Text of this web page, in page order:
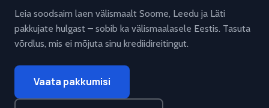
Leia soodsaim laen välismaalt Soome, Leedu ja Läti
pakkujate hulgast – sobib ka välismaalasele Eestis. Tasuta
võrdlus, mis ei mõjuta sinu krediidireitingut.
Vaata pakkumisi